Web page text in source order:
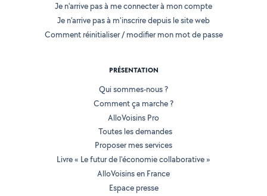
Je n'arrive pas à me connecter à mon compte
Je n'arrive pas à m'inscrire depuis le site web
Comment réinitialiser / modifier mon mot de passe
PRÉSENTATION
Qui sommes-nous ?
Comment ça marche ?
AlloVoisins Pro
Toutes les demandes
Proposer mes services
Livre « Le futur de l'économie collaborative »
AlloVoisins en France
Espace presse